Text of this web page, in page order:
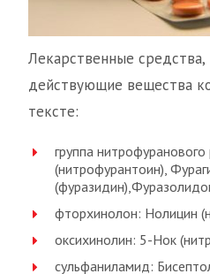
Лекарственные средства,
действующие вещества
тексте:
группа
(нитрофурантоин),
фторхинолон: Нолицин
оксихинолин: 5-Нок
сульфаниламид: